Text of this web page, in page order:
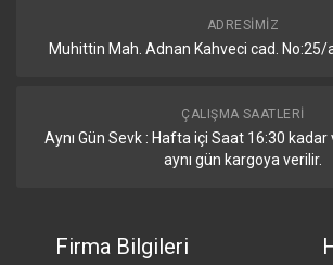
ADRESIMIZ
Muhittin Mah. Adnan Kahveci cad. No:25/
ÇALIŞMA SAATLERI
Aynı Gün Sevk : Hafta içi Saat 16:30
aynı gün kargoya verilir.
Firma Bilgileri